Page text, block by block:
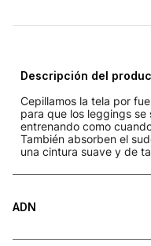
Descripción del
Cepillamos la tela por
para que los leggings
entrenando como
También absorben el
una cintura suave y de
ADN